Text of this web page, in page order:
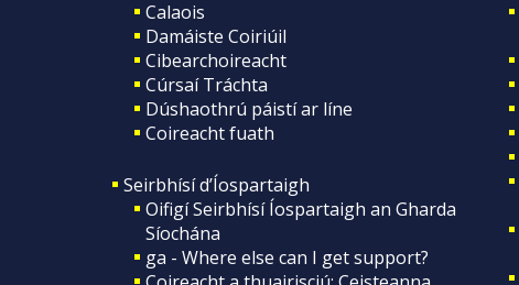
Calaois
Damáiste Coiriúil
Cibearchoireacht
Cúrsaí Tráchta
Dúshaothrú páistí ar líne
Coireacht fuath
Seirbhísí d’Íospartaigh
Oifigí Seirbhísí Íospartaigh an Gharda
Síochána
ga - Where else can I get support?